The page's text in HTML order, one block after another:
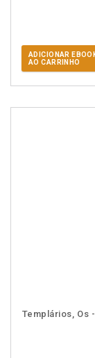
ADICIONAR
AO CARRINHO
Templários, Os